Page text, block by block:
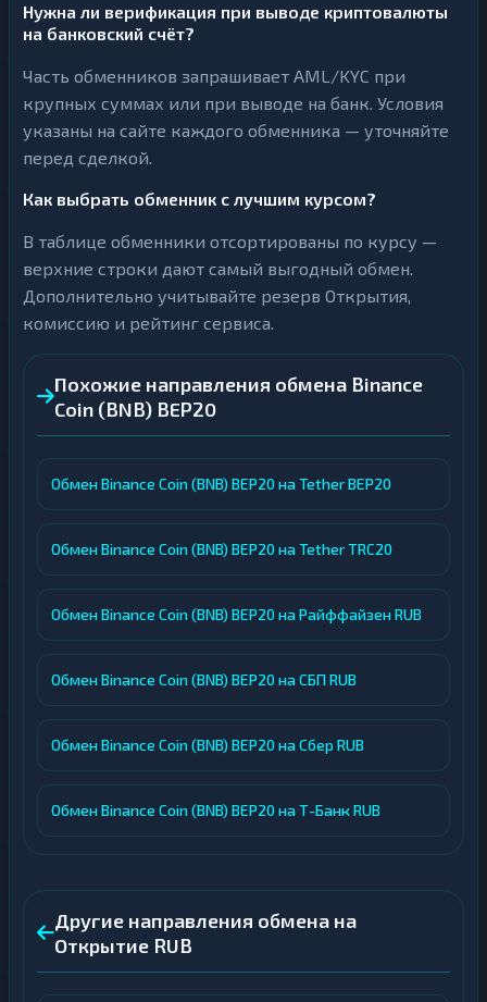
Нужна ли верификация при выводе криптовалюты
на банковский счёт?
Часть обменников запрашивает AML/KYC при
крупных суммах или при выводе на банк. Условия
указаны на сайте каждого обменника — уточняйте
перед сделкой.
Как выбрать обменник с лучшим курсом?
В таблице обменники отсортированы по курсу —
верхние строки дают самый выгодный обмен.
Дополнительно учитывайте резерв Открытия,
комиссию и рейтинг сервиса.
Похожие направления обмена Binance
Coin (BNB) BEP20
Обмен Binance Coin (BNB) BEP20 на Tether BEP20
Обмен Binance Coin (BNB) BEP20 на Tether TRC20
Обмен Binance Coin (BNB) BEP20 на Райффайзен RUB
Обмен Binance Coin (BNB) BEP20 на СБП RUB
Обмен Binance Coin (BNB) BEP20 на Сбер RUB
Обмен Binance Coin (BNB) BEP20 на Т-Банк RUB
Другие направления обмена на
Открытие RUB